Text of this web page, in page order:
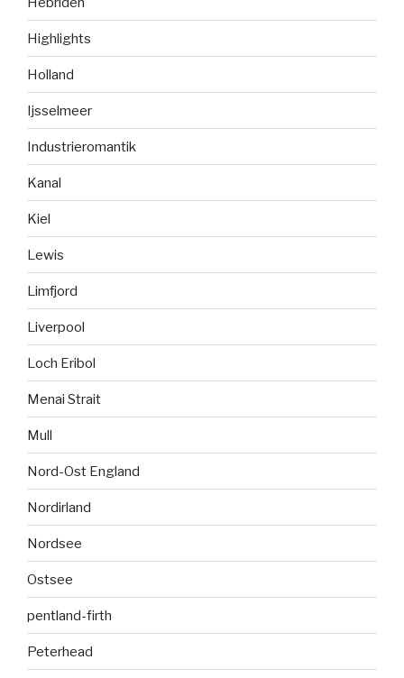
Highlights
Holland
Ijsselmeer
Industrieromantik
Kanal
Kiel
Lewis
Limfjord
Liverpool
Loch Eribol
Menai Strait
Mull
Nord-Ost England
Nordirland
Nordsee
Ostsee
pentland-firth
Peterhead